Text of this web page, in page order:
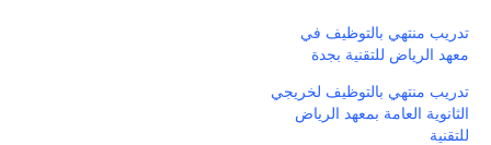
تدريب منتهي بالتوظيف في
معهد الرياض للتقنية بجدة
تدريب منتهي بالتوظيف لخريجي
الثانوية العامة بمعهد الرياض
للتقنية